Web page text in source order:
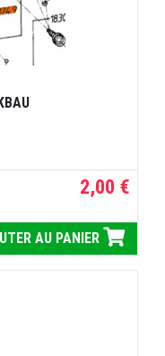
2,00 €
AU PANIER